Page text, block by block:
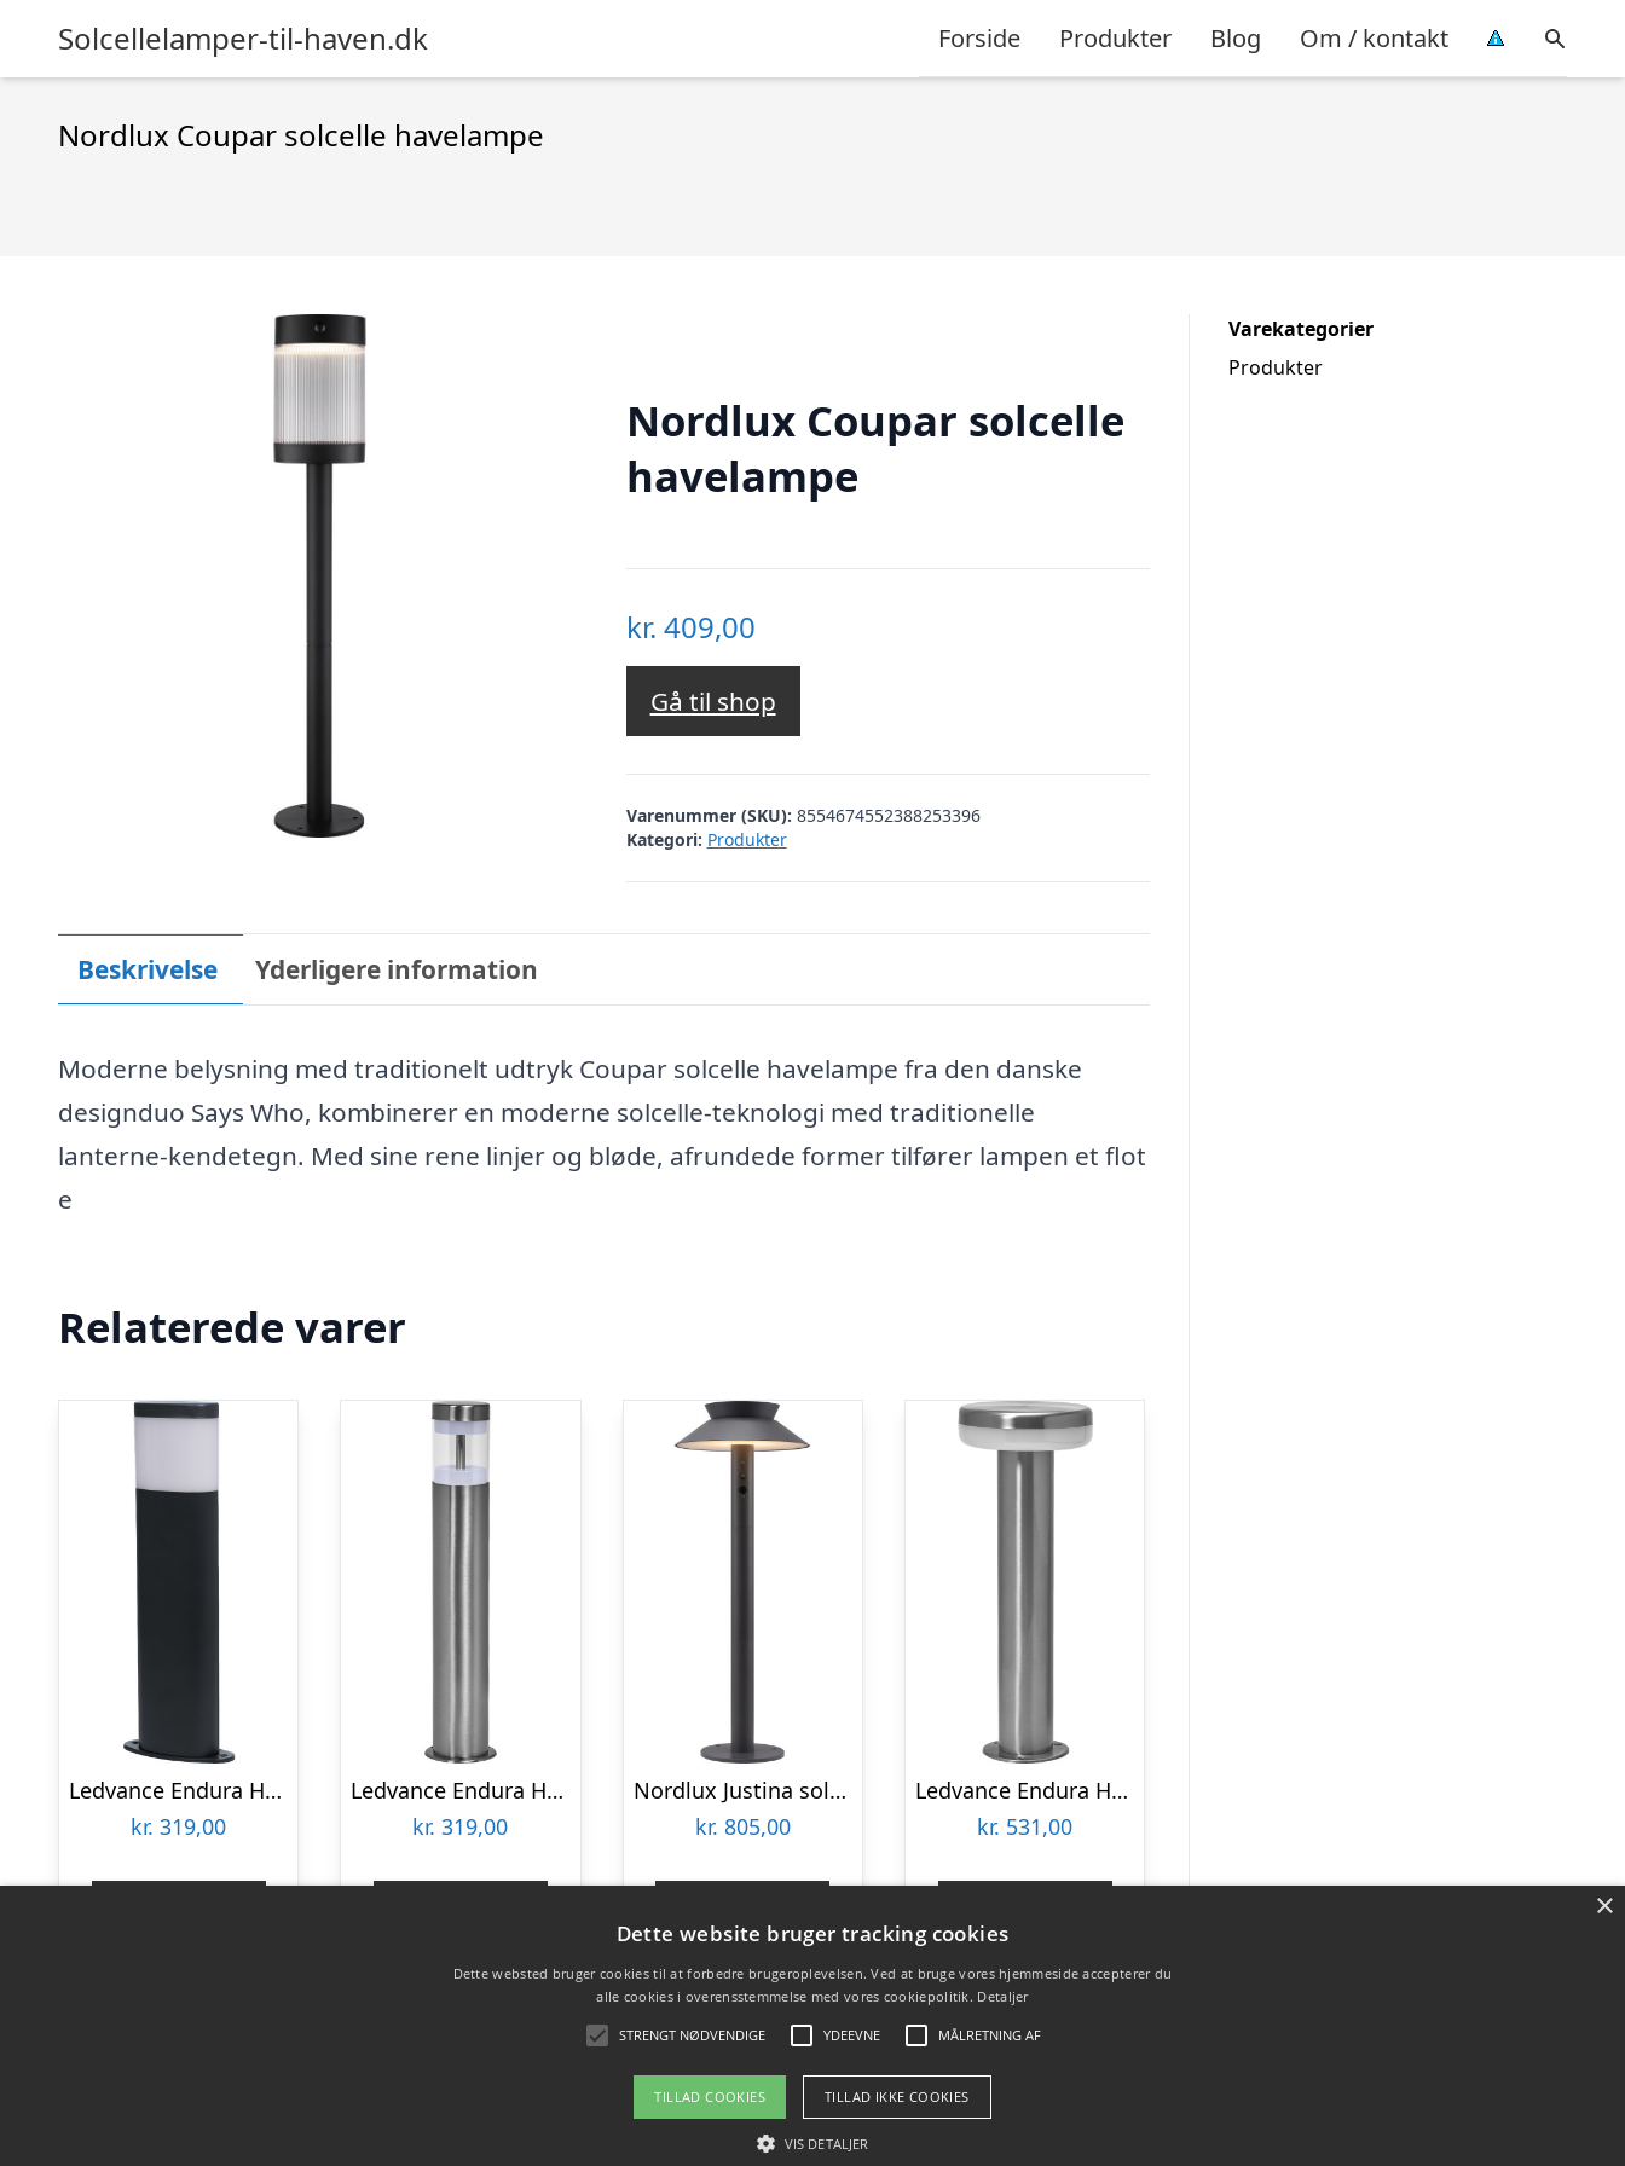
Solcellelamper-til-haven.dk Forside Produkter Blog Om / kontakt
Nordlux Coupar solcelle havelampe
Nordlux Coupar solcelle
havelampe
kr. 409,00
Gå til shop
Varenummer (SKU): 8554674552388253396
Kategori: Produkter
Beskrivelse Yderligere information
Moderne belysning med traditionelt udtryk Coupar solcelle havelampe fra den danske
designduo Says Who, kombinerer en moderne solcelle-teknologi med traditionelle
lanterne-kendetegn. Med sine rene linjer og bløde, afrundede former tilfører lampen et flot
e
Relaterede varer
Ledvance Endura Hybrid Dallas solcelle havelampe
kr. 319,00
Ledvance Endura Hybrid Hagen solcelle havelampe
kr. 319,00
Nordlux Justina solcelle havelampe, antracit
kr. 805,00
Gå til shop
Ledvance Endura Hybrid Mari solcelle havelampe
kr. 531,00
Gå til shop
Varekategorier
Produkter
×
Dette website bruger tracking cookies
Dette websted bruger cookies til at forbedre brugeroplevelsen. Ved at bruge vores hjemmeside accepterer du
alle cookies i overensstemmelse med vores cookiepolitik. Detaljer
STRENGT NØDVENDIGE YDEEVNE MÅLRETNING AF
TILLAD COOKIES TILLAD IKKE COOKIES
VIS DETALJER